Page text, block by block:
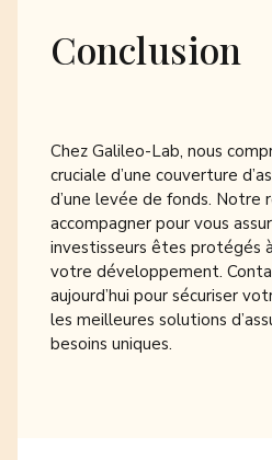
Conclusion
Chez Galileo-Lab, nous
cruciale d’une couverture
d’une levée de fonds. Notre
accompagner pour vous
investisseurs êtes protégés
votre développement.
aujourd’hui pour sécuriser
les meilleures solutions
besoins uniques.